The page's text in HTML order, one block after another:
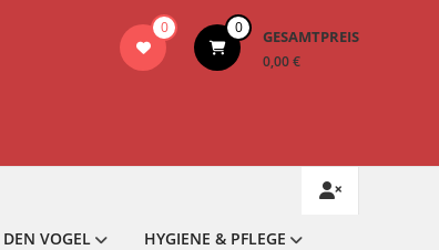
0 0 GESAMTPREIS
0,00 €
VOGEL HYGIENE & PFLEGE